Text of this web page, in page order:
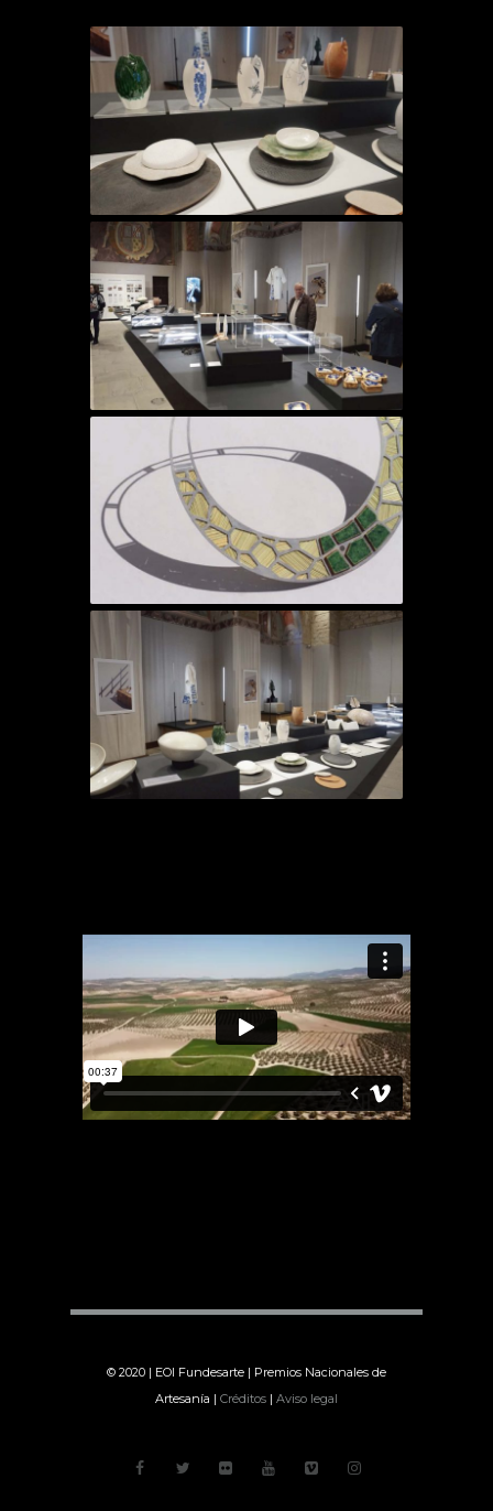
© 2020 | EOI Fundesarte | Premios Nacionales de
Artesanía | Créditos | Aviso legal